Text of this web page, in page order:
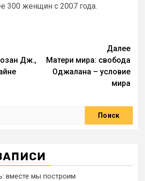
300 женщин с 2007 года.
Дж.,
Далее
Матери мира: свобода
Оджалана – условие
мира
вместе мы построим